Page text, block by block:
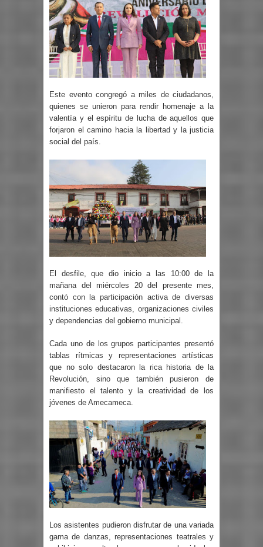
Este evento congregó a miles de ciudadanos,
quienes se unieron para rendir homenaje a la
valentía y el espíritu de lucha de aquellos que
forjaron el camino hacia la libertad y la justicia
social del país.
El desfile, que dio inicio a las 10:00 de la
mañana del miércoles 20 del presente mes,
contó con la participación activa de diversas
instituciones educativas, organizaciones civiles
y dependencias del gobierno municipal.
Cada uno de los grupos participantes presentó
tablas rítmicas y representaciones artísticas
que no solo destacaron la rica historia de la
Revolución, sino que también pusieron de
manifiesto el talento y la creatividad de los
jóvenes de Amecameca.
Los asistentes pudieron disfrutar de una variada
gama de danzas, representaciones teatrales y